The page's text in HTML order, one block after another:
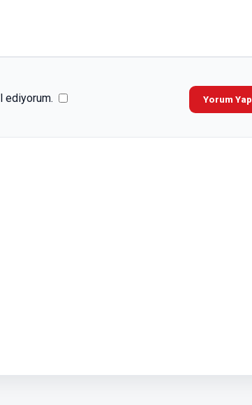
ediyorum. Yorum Yap